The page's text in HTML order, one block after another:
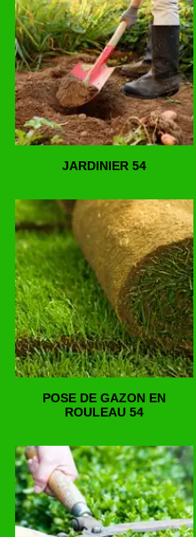
JARDINIER 54
POSE DE GAZON EN
ROULEAU 54